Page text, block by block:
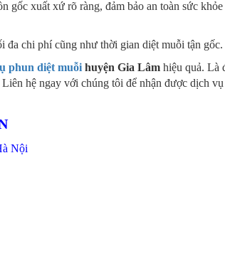
gốc xuất xứ rõ ràng, đảm bảo an toàn sức
đa chi phí cũng như thời gian diệt muỗi tận gốc.
phun diệt muỗihuyện Gia Lâmhiệu quả. Là
hệ ngay với chúng tôi để nhận được dịch
Nội